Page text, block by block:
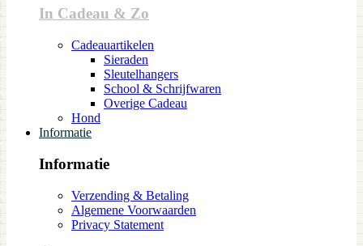
In Cadeau & Zo
Cadeauartikelen
Sieraden
Sleutelhangers
School & Schrijfwaren
Overige Cadeau
Hond
Informatie
Informatie
Verzending & Betaling
Algemene Voorwaarden
Privacy Statement